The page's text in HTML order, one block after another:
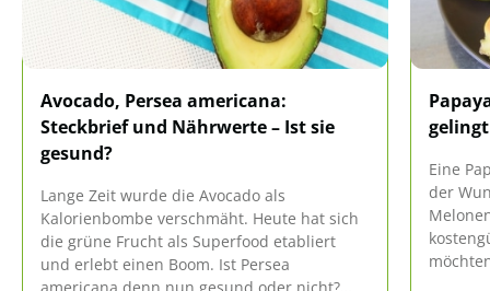
Avocado, Persea americana:
Steckbrief und Nährwerte – Ist sie
gesund?
Lange Zeit wurde die Avocado als
Kalorienbombe verschmäht. Heute hat sich
die grüne Frucht als Superfood etabliert
und erlebt einen Boom. Ist Persea
Eine
der